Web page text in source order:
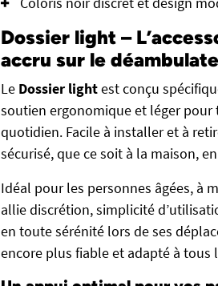
Dossier light –
accru sur le
Le Dossier lightest conçu
soutien ergonomique et léger
quotidien. Facile à installer et à
sécurisé, que ce soit à la maison,
Idéal pour les personnes âgées, à
allie discrétion, simplicité
en toute sérénité lors de ses
encore plus fiable et adapté à tous